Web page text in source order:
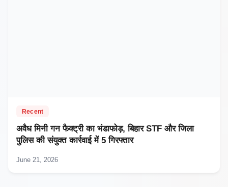
Recent
अवैध मिनी गन फैक्ट्री का भंडाफोड़, बिहार STF और जिला
पुलिस की संयुक्त कार्रवाई में 5 गिरफ्तार
June 21, 2026